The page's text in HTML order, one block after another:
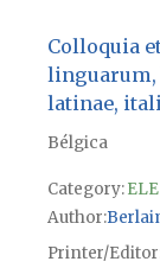
Colloquia
linguarum,
latinae,
Bélgica
Category:
Author
Printer/Editor